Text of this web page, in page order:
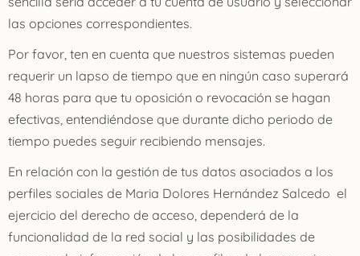
las opciones correspondientes.
Por favor, ten en cuenta que nuestros sistemas pueden
requerir un lapso de tiempo que en ningún caso superará
48 horas para que tu oposición o revocación se hagan
efectivas, entendiéndose que durante dicho periodo de
tiempo puedes seguir recibiendo mensajes.
En relación con la gestión de tus datos asociados a los
perfiles sociales de Maria Dolores Hernández Salcedo el
ejercicio del derecho de acceso, dependerá de la
funcionalidad de la red social y las posibilidades de